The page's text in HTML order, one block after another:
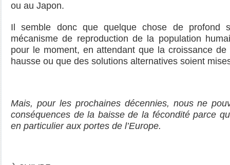
ou au Japon.
Il semble donc que quelque chose de profond
mécanisme de reproduction de la population
pour le moment, en attendant que la croissance
hausse ou que des solutions alternatives soient
Mais, pour les prochaines décennies, nous ne
conséquences de la baisse de la fécondité parce
en particulier aux portes de l’Europe.